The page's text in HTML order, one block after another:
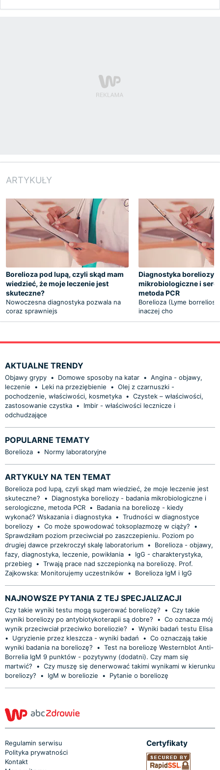
ARTYKUŁY
Borelioza pod lupą, czyli skąd mam
wiedzieć, że moje leczenie jest
skuteczne?
Nowoczesna diagnostyka pozwala na
coraz sprawniejs
Diagnostyka boreliozy
mikrobiologiczne i
metoda PCR
Borelioza (Lyme
inaczej cho
AKTUALNE TRENDY
Objawy grypy • Domowe sposoby na katar • Angina - objawy,
leczenie
• Leki na przeziębienie • Olej z czarnuszki -
pochodzenie, właściwości, kosmetyka • Czystek – właściwości,
zastosowanie czystka •
Imbir - właściwości lecznicze i
odchudzające
POPULARNE TEMATY
Borelioza • Normy laboratoryjne
ARTYKUŁY NA TEN TEMAT
Borelioza pod lupą, czyli skąd mam wiedzieć, że moje leczenie jest
skuteczne?
•
Diagnostyka boreliozy - badania mikrobiologiczne i
serologiczne, metoda PCR •
Badania na boreliozę - kiedy
wykonać? Wskazania i diagnostyka • Trudności w diagnostyce
boreliozy • Co może spowodować toksoplazmozę w ciąży?
•
Sprawdziłam poziom przeciwciał po zaszczepieniu. Poziom po
drugiej dawce przekroczył skalę laboratorium •
Borelioza - objawy,
fazy, diagnostyka, leczenie, powikłania •
IgG - charakterystyka,
przebieg
• Trwają prace nad szczepionką na boreliozę. Prof.
Zajkowska: Monitorujemy uczestników
• Borelioza IgM i IgG
NAJNOWSZE PYTANIA Z TEJ SPECJALIZACJI
Czy takie wyniki testu mogą sugerować boreliozę? • Czy takie
wyniki boreliozy po antybiotykoterapii są dobre?
• Co oznacza mój
wynik przeciwciał przeciwko boreliozie?
• Wyniki badań testu Elisa
•
Ugryzienie przez kleszcza - wyniki badań • Co oznaczają takie
wyniki badania na boreliozę?
• Test na boreliozę Westernblot Anti-
Borrelia IgM 9 punktów - pozytywny (dodatni). Czy mam się
martwić?
• Czy muszę się denerwować takimi wynikami w kierunku
boreliozy?
• IgM w boreliozie • Pytanie o boreliozę
Regulamin serwisu
Polityka prywatności
Kontakt
Certyfikaty